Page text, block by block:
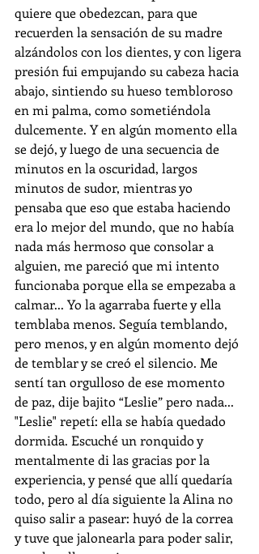
quiere que obedezcan, para que
recuerden la sensación de su madre
alzándolos con los dientes, y con ligera
presión fui empujando su cabeza hacia
abajo, sintiendo su hueso tembloroso
en mi palma, como sometiéndola
dulcemente. Y en algún momento ella
se dejó, y luego de una secuencia de
minutos en la oscuridad, largos
minutos de sudor, mientras yo
pensaba que eso que estaba haciendo
era lo mejor del mundo, que no había
nada más hermoso que consolar a
alguien, me pareció que mi intento
funcionaba porque ella se empezaba a
calmar... Yo la agarraba fuerte y ella
temblaba menos. Seguía temblando,
pero menos, y en algún momento dejó
de temblar y se creó el silencio. Me
sentí tan orgulloso de ese momento
de paz, dije bajito “Leslie” pero nada...
"Leslie" repetí: ella se había quedado
dormida. Escuché un ronquido y
mentalmente di las gracias por la
experiencia, y pensé que allí quedaría
todo, pero al día siguiente la Alina no
quiso salir a pasear: huyó de la correa
y tuve que jalonearla para poder salir,